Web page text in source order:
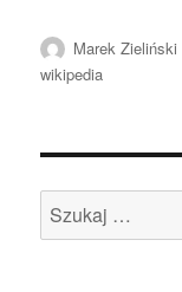
Autor
Marek Zieliński
wikipedia
Szukaj: